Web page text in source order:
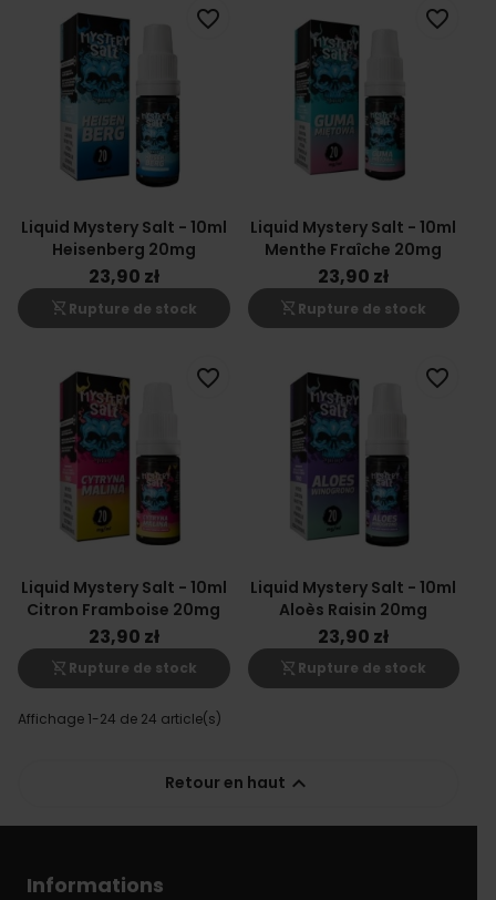
Liquid Mystery Salt - 10ml
Heisenberg 20mg
23,90 zł
shopping_cart_off Rupture de stock
favorite_border
Liquid Mystery Salt - 10ml
Menthe Fraîche 20mg
23,90 zł
shopping_cart_off Rupture de stock
favorite_border
Liquid Mystery Salt - 10ml
Citron Framboise 20mg
23,90 zł
shopping_cart_off Rupture de stock
favorite_border
Liquid Mystery Salt - 10ml
Aloès Raisin 20mg
23,90 zł
shopping_cart_off Rupture de stock
favorite_border
Affichage 1-24 de 24 article(s)
Retour en haut 
Informations